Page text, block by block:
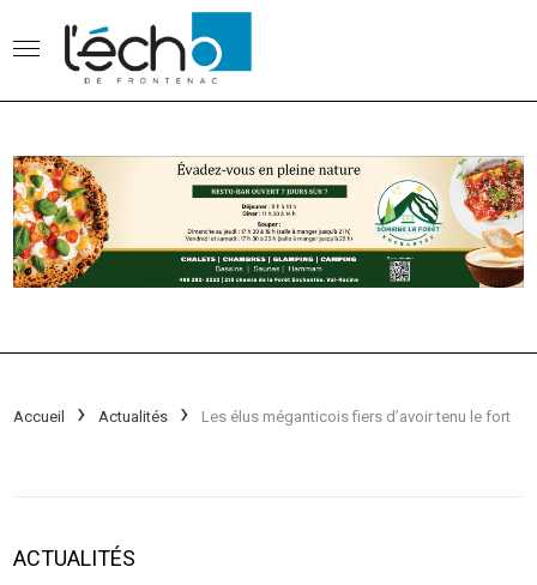
Accueil Actualités Les élus méganticois fiers d’avoir tenu le fort
ACTUALITÉS